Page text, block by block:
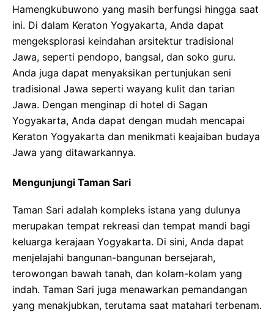
Hamengkubuwono yang masih berfungsi hingga saat
ini. Di dalam Keraton Yogyakarta, Anda dapat
mengeksplorasi keindahan arsitektur tradisional
Jawa, seperti pendopo, bangsal, dan soko guru.
Anda juga dapat menyaksikan pertunjukan seni
tradisional Jawa seperti wayang kulit dan tarian
Jawa. Dengan menginap di hotel di Sagan
Yogyakarta, Anda dapat dengan mudah mencapai
Keraton Yogyakarta dan menikmati keajaiban budaya
Jawa yang ditawarkannya.
Mengunjungi Taman Sari
Taman Sari adalah kompleks istana yang dulunya
merupakan tempat rekreasi dan tempat mandi bagi
keluarga kerajaan Yogyakarta. Di sini, Anda dapat
menjelajahi bangunan-bangunan bersejarah,
terowongan bawah tanah, dan kolam-kolam yang
indah. Taman Sari juga menawarkan pemandangan
yang menakjubkan, terutama saat matahari terbenam.